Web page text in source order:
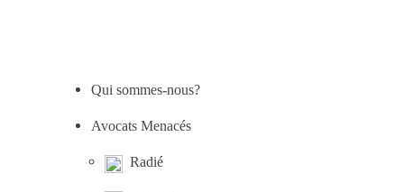
Qui sommes-nous?
Avocats Menacés
Radié